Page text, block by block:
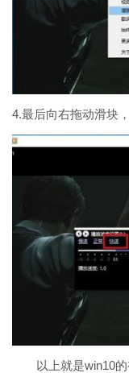
4.最后向右拖动滑块
以上就是win10的